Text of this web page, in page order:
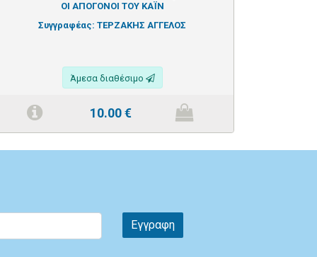
ΟΙ ΑΠΟΓΟΝΟΙ ΤΟΥ ΚΑΪΝ
Συγγραφέας: ΤΕΡΖΑΚΗΣ ΑΓΓΕΛΟΣ
Άμεσα διαθέσιμο
10.00€
Εγγραφη